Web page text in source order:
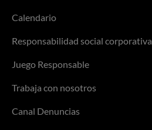
Calendario
Responsabilidad social corporativa
Juego Responsable
Trabaja con nosotros
Canal Denuncias